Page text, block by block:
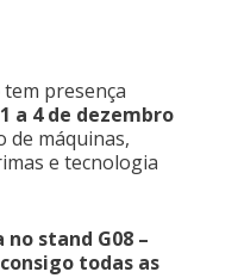
tem presença
1 a 4 de dezembro
de máquinas,
e tecnologia
stand G08 –
todas as